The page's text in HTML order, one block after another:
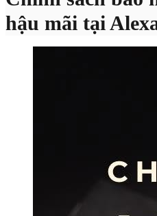
hậu mãi tại